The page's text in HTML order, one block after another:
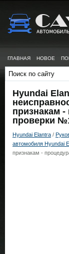
ГЛАВНАЯ НОВОЕ
Hyundai
признакам -
проверки
Hyundai Elantra /
автомобиля Hyundai
признакам -